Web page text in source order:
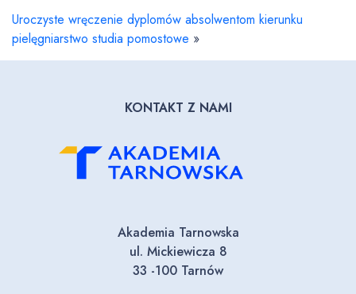
Uroczyste wręczenie dyplomów absolwentom kierunku
pielęgniarstwo studia pomostowe »
KONTAKT Z NAMI
Akademia Tarnowska
ul. Mickiewicza 8
33 -100 Tarnów